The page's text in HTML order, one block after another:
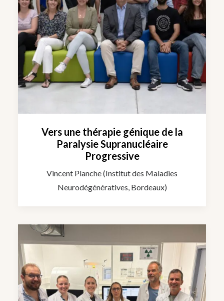
Vers une thérapie génique de la
Paralysie Supranucléaire
Progressive
Vincent Planche (Institut des Maladies
Neurodégénératives, Bordeaux)